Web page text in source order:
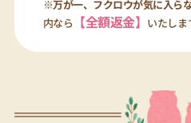
※万が一、フクロウが気に入ら
内なら 【全額返金】 いたしま